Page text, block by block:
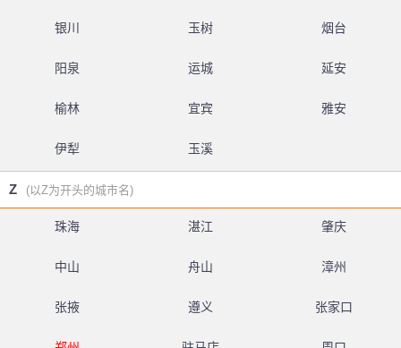
银川 玉树 烟台
阳泉 运城 延安
榆林 宜宾 雅安
伊犁 玉溪
Z (以Z为开头的城市名)
珠海 湛江 肇庆
中山 舟山 漳州
张掖 遵义 张家口